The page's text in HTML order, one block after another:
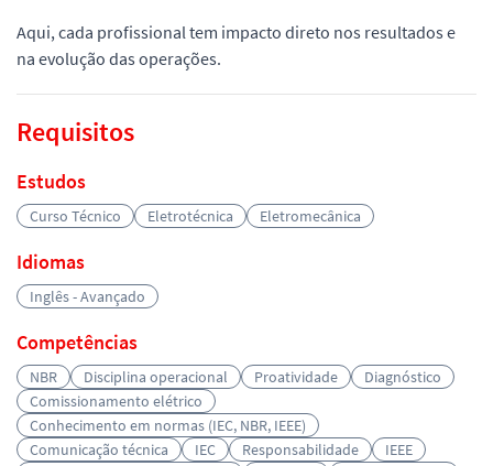
Aqui, cada profissional tem impacto direto nos resultados e
na evolução das operações.
Requisitos
Estudos
Curso Técnico Eletrotécnica Eletromecânica
Idiomas
Inglês - Avançado
Competências
NBR Disciplina operacional Proatividade
Diagnóstico
Comissionamento elétrico
Conhecimento em normas (IEC, NBR, IEEE)
Comunicação técnica
IEC Responsabilidade
IEEE